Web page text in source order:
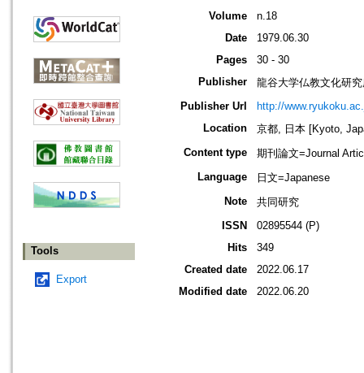
Tools
Export
Volume
n.18
Date
1979.06.30
Pages
30 - 30
Publisher
龍谷大学仏教文化研
Publisher Url
http://
Location
京都, 日本 [Kyoto,
Content type
期刊論文=Journal
Language
日文=Japanese
Note
共同研究
ISSN
02895544 (P)
Hits
349
Created date
2022.06.17
Modified date
2022.06.20